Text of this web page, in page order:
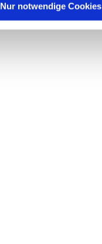
Nur notwendige Cookies